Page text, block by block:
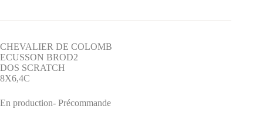
CHEVALIER DE COLOMB
ECUSSON BROD2
DOS SCRATCH
8X6,4C
En production- Précommande